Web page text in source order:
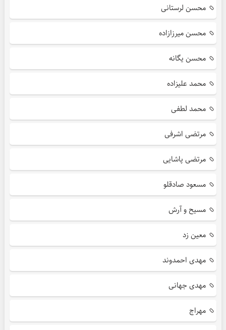
محسن لرستانی
محسن میرزازاده
محسن یگانه
محمد علیزاده
محمد لطفی
مرتضی اشرفی
مرتضی پاشایی
مسعود صادقلو
مسیح و آرش
معین زد
مهدی احمدوند
مهدی جهانی
مهراج